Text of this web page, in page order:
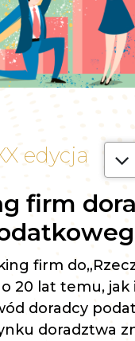
edycja
firm
firm
20 lat temu, jak i
doradcy
doradztwa